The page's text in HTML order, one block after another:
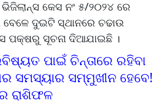
କେସ ନଂ ୫/୨୦୨୪ ରେ
ବେଳେ ଦୁଇଟି ସ୍ଥାନରେ ଚଢାଉ
ପକ୍ଷରୁ ସୂଚନା ଦିଆଯାଇଛି ।
ପାଇଁ ଚିନ୍ତାରେ ରହିବା
ସମସ୍ୟାର ସମ୍ମୁଖୀନ ହେବେ!
ରାଶିଫଳ